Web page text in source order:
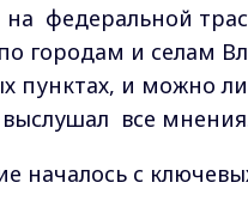
федеральной
городам и селам
пунктах, и можно
все
началось с